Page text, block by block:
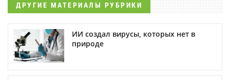
ДРУГИЕ МАТЕРИАЛЫ РУБРИКИ
ИИ создал вирусы, которых нет в
природе